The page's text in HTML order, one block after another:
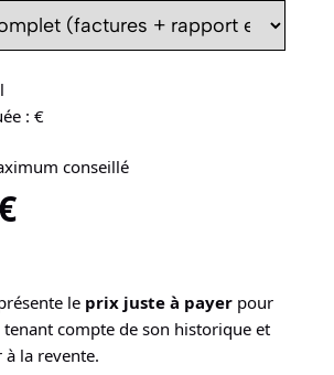
: €
conseillé
le prix juste à payer pour
tenant compte de son historique et
la revente.